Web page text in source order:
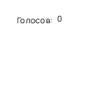
Голосов: 0